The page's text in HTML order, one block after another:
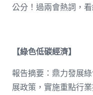
公分！過兩會熱詞，
【綠色低碳經濟】
報告摘要：鼎力發展
展政策，實施重點行